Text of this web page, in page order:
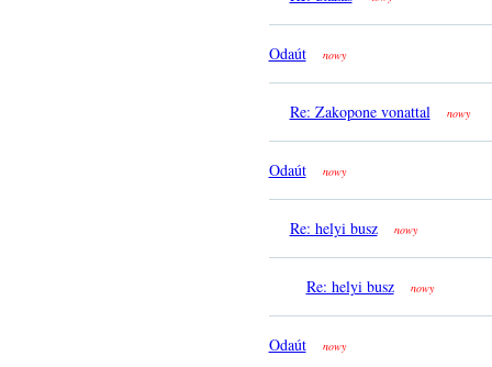
Odaút nowy
Re: Zakopone vonattal nowy
Odaút nowy
Re: helyi busz nowy
Re: helyi busz nowy
Odaút nowy